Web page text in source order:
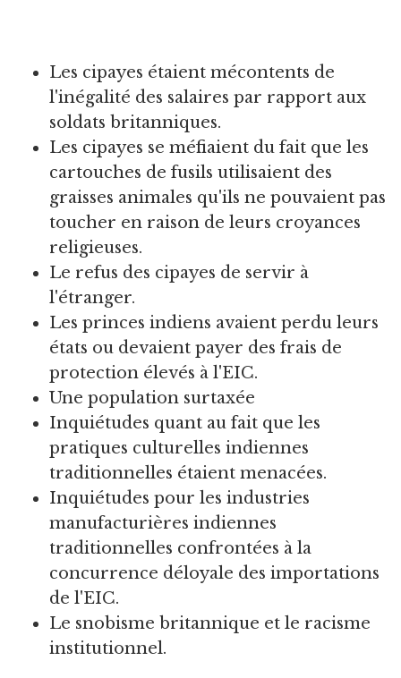
Les cipayes étaient mécontents de
l'inégalité des salaires par rapport aux
soldats britanniques.
Les cipayes se méfiaient du fait que les
cartouches de fusils utilisaient des
graisses animales qu'ils ne pouvaient pas
toucher en raison de leurs croyances
religieuses.
Le refus des cipayes de servir à
l'étranger.
Les princes indiens avaient perdu leurs
états ou devaient payer des frais de
protection élevés à l'EIC.
Une population surtaxée
Inquiétudes quant au fait que les
pratiques culturelles indiennes
traditionnelles étaient menacées.
Inquiétudes pour les industries
manufacturières indiennes
traditionnelles confrontées à la
concurrence déloyale des importations
de l'EIC.
Le snobisme britannique et le racisme
institutionnel.